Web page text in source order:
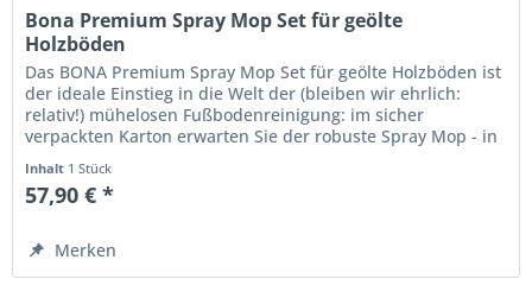
Bona Premium Spray Mop Set für geölte
Holzböden
Das BONA Premium Spray Mop Set für geölte Holzböden ist
der ideale Einstieg in die Welt der (bleiben wir ehrlich:
relativ!) mühelosen Fußbodenreinigung: im sicher
verpackten Karton erwarten Sie der robuste Spray Mop - in
Inhalt 1 Stück
57,90 € *
Merken